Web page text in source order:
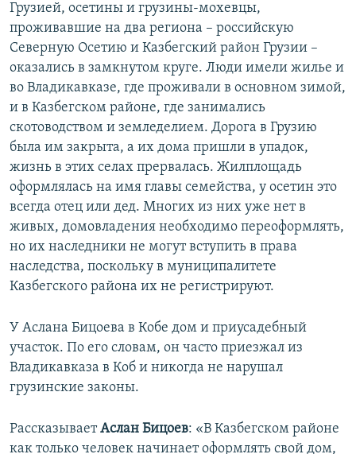
Грузией, осетины и грузины-мохевцы,
проживавшие на два региона – российскую
Северную Осетию и Казбегский район Грузии –
оказались в замкнутом круге. Люди имели жилье и
во Владикавказе, где проживали в основном зимой,
и в Казбегском районе, где занимались
скотоводством и земледелием. Дорога в Грузию
была им закрыта, а их дома пришли в упадок,
жизнь в этих селах прервалась. Жилплощадь
оформлялась на имя главы семейства, у осетин это
всегда отец или дед. Многих из них уже нет в
живых, домовладения необходимо переоформлять,
но их наследники не могут вступить в права
наследства, поскольку в муниципалитете
Казбегского района их не регистрируют.
У Аслана Бицоева в Кобе дом и приусадебный
участок. По его словам, он часто приезжал из
Владикавказа в Коб и никогда не нарушал
грузинские законы.
РассказываетАслан Бицоев: «В Казбегском районе
как только человек начинает оформлять свой дом,